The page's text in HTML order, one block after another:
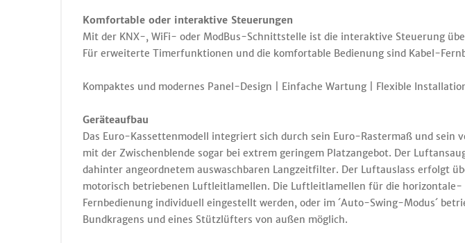
Komfortable oder interaktive Steuerungen
Mit der KNX-, WiFi- oder ModBus-Schnittstelle ist die interaktive Steuerung
Für erweiterte Timerfunktionen und die komfortable Bedienung sind Kabel-
Kompaktes und modernes Panel-Design | Einfache Wartung | Flexible
Geräteaufbau
Das Euro-Kassettenmodell integriert sich durch sein Euro-Rastermaß und sein
mit der Zwischenblende sogar bei extrem geringem Platzangebot. Der
dahinter angeordnetem auswaschbaren Langzeitfilter. Der Luftauslass erfolgt
motorisch betriebenen Luftleitlamellen. Die Luftleitlamellen für die
Fernbedienung individuell eingestellt werden, oder im ´Auto-Swing-Modus´
Bundkragens und eines Stützlüfters von außen möglich.